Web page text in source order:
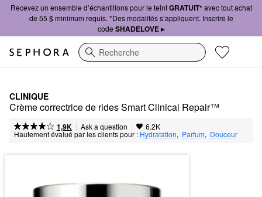
Recevez un ensemble d’échantillons pour le teintGRATUIT*avec tout achat
de 55 $ minimum requis. *Des modalités s’appliquent. Inscrire le
code SHADELOVE ▸
Recherche
CLINIQUE
Crème correctrice de rides Smart Clinical Repair™
1,9K | Ask a question | 6.2K
Hautement évalué par les clients pour : Hydratation, Parfum, Douceur